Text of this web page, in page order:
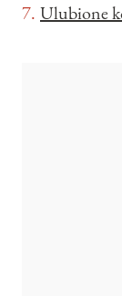
Ulubione